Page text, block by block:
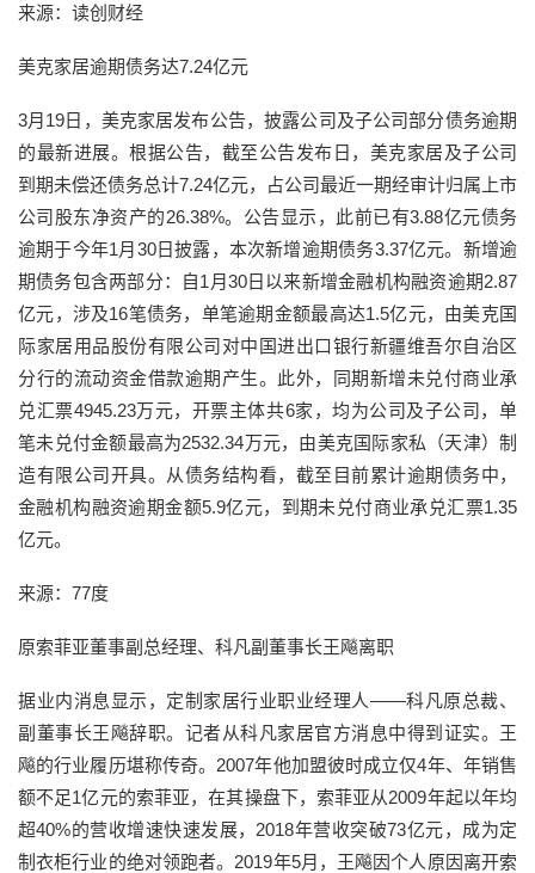
来源：读创财经
美克家居逾期债务达7.24亿元
3月19日，美克家居发布公告，披露公司及子公司部分债务逾期
的最新进展。根据公告，截至公告发布日，美克家居及子公司
到期未偿还债务总计7.24亿元，占公司最近一期经审计归属上市
公司股东净资产的26.38%。公告显示，此前已有3.88亿元债务
逾期于今年1月30日披露，本次新增逾期债务3.37亿元。新增逾
期债务包含两部分：自1月30日以来新增金融机构融资逾期2.87
亿元，涉及16笔债务，单笔逾期金额最高达1.5亿元，由美克国
际家居用品股份有限公司对中国进出口银行新疆维吾尔自治区
分行的流动资金借款逾期产生。此外，同期新增未兑付商业承
兑汇票4945.23万元，开票主体共6家，均为公司及子公司，单
笔未兑付金额最高为2532.34万元，由美克国际家私（天津）制
造有限公司开具。从债务结构看，截至目前累计逾期债务中，
金融机构融资逾期金额5.9亿元，到期未兑付商业承兑汇票1.35
亿元。
来源：77度
原索菲亚董事副总经理、科凡副董事长王飚离职
据业内消息显示，定制家居行业职业经理人——科凡原总裁、
副董事长王飚辞职。记者从科凡家居官方消息中得到证实。王
飚的行业履历堪称传奇。2007年他加盟彼时成立仅4年、年销售
额不足1亿元的索菲亚，在其操盘下，索菲亚从2009年起以年均
超40%的营收增速快速发展，2018年营收突破73亿元，成为定
制衣柜行业的绝对领跑者。2019年5月，王飚因个人原因离开索